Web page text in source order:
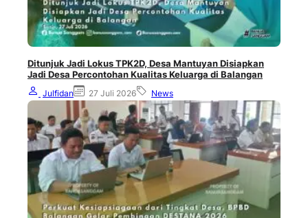
Ditunjuk Jadi Lokus TPK2D, Desa Mantuyan Disiapkan
Jadi Desa Percontohan Kualitas Keluarga di Balangan
Julfidan 27 Juli 2026 News